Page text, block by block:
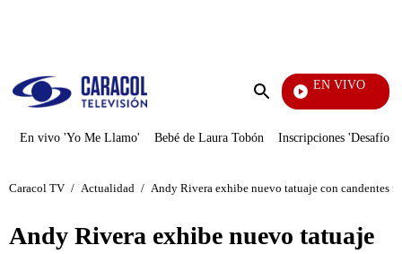
Enviar
EN VIVO
Pura Diversión
En vivo 'Yo Me Llamo' Bebé de Laura Tobón Inscripciones 'Desafío'
Caracol TV / Actualidad / Andy Rivera exhibe nuevo tatuaje con candentes
Andy Rivera exhibe nuevo tatuaje